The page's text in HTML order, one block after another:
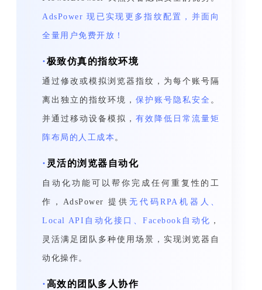
AdsPower 现已实现更多指纹配置，并面向
全量用户免费开放！
·极致仿真的指纹环境
通过修改或模拟浏览器指纹，为每个账号隔
离出独立的指纹环境，保护账号隐私安全 。
并通过移动设备模拟，有效降低日常流量矩
阵布局的人工成本 。
· 灵活的浏览器自动化
自动化功能可以帮你完成任何重复性的工
作，AdsPower 提供 无代码RPA机器人、
Local API自动化接口、Facebook自动化 ，
灵活满足团队多种使用场景，实现浏览器自
动化操作。
·高效的团队多人协作